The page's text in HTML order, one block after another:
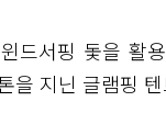
드서핑 돛을 활
을 지닌 글램핑